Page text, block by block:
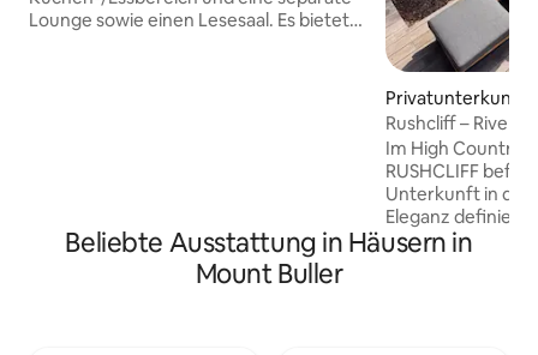
Lounge sowie einen Lesesaal. Es bietet
einschließlich einfachem Zugang zu den
Schneefeldern über den Mount Buller
Privatunterkunft
Rushcliff –
Im High Country/
RUSHCLIFF
Unterkunft in
Eleganz definiert
Front/Mountain
Beliebte Ausstattung in Häusern in
Mount Buller